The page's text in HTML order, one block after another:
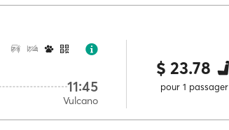
11:45
Vulcano
$ 23.78
pour 1 passager